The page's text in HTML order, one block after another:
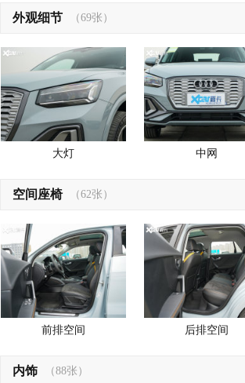
外观细节 （69张）
大灯 中网
空间座椅 （62张）
前排空间 后排空间
内饰 （88张）